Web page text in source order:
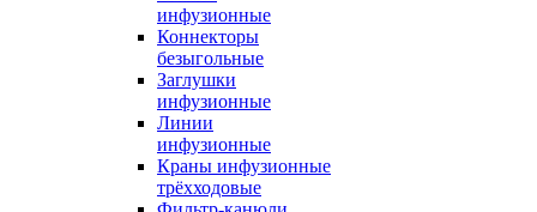
инфузионные
Коннекторы
безыгольные
Заглушки
инфузионные
Линии
инфузионные
Краны инфузионные
трёхходовые